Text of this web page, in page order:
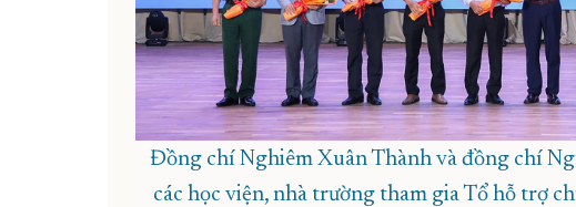
Đồng chí Nghiêm Xuân Thành và đồng chí
các học viện, nhà trường tham gia Tổ hỗ trợ